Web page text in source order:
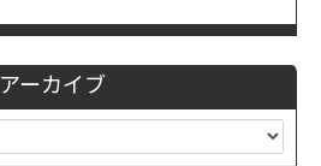
アーカイブ